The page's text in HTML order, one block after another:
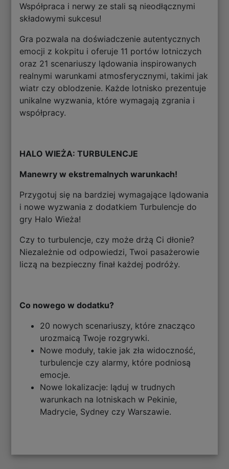
Współpraca i nerwy ze stali są nieodłącznymi
składowymi sukcesu!
Gra pozwala na doświadczenie autentycznych
emocji z kokpitu i oferuje 11 portów lotniczych
oraz 21 scenariuszy lądowania inspirowanych
realnymi warunkami atmosferycznymi, takimi jak
wiatr czy oblodzenie. Każde lotnisko prezentuje
unikalne wyzwania, które wymagają zgrania i
współpracy.
HALO WIEŻA: TURBULENCJE
Manewry w ekstremalnych warunkach!
Przygotuj się na bardziej wymagające lądowania
i nowe wyzwania z dodatkiem Turbulencje do
gry Halo Wieża!
Czy to turbulencje, czy może drżą Ci dłonie?
Niezależnie od odpowiedzi, Twoi pasażerowie
liczą na bezpieczny finał każdej podróży.
Co nowego w dodatku?
20 nowych scenariuszy, które znacząco
urozmaicą Twoje rozgrywki.
Nowe moduły, takie jak zła widoczność,
turbulencje czy alarmy, które podniosą
emocje.
Nowe lokalizacje: ląduj w trudnych
warunkach na lotniskach w Pekinie,
Madrycie, Sydney czy Warszawie.